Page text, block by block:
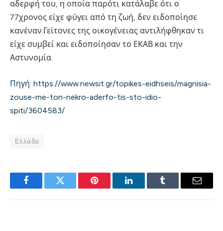
αδερφή του, η οποία παρότι κατάλαβε ότι ο
77χρονος είχε φύγει από τη ζωή, δεν ειδοποίησε
κανέναν.Γείτονες της οικογένειας αντιλήφθηκαν τι
είχε συμβεί και ειδοποίησαν το ΕΚΑΒ και την
Αστυνομία.
Πηγή: https://www.newsit.gr/topikes-eidhseis/magnisia-
zouse-me-ton-nekro-aderfo-tis-sto-idio-
spiti/3604583/
Ελλάδα
FacebookTwitter Pinterest LinkedInTumblr Email